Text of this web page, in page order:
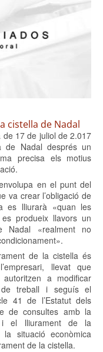
cistella de Nadal
de 17 de juliol de 2.017
de Nadal després un
precisa els motius
en el punt del
va crear l’obligació de
es lliurarà «quan les
produeix llavors un
«realment no
de la cistella és
llevat que
a modificar
de treball i seguís el
41 de l’Estatut dels
de consultes amb la
i el lliurament de la
la situació econòmica
de la cistella.